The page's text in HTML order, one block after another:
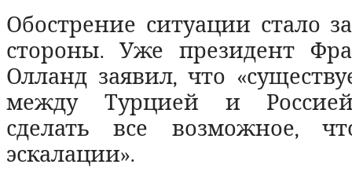
Обострение ситуации стало
стороны. Уже президент
Олланд заявил, что
между Турцией и
сделать все возможное,
эскалации».